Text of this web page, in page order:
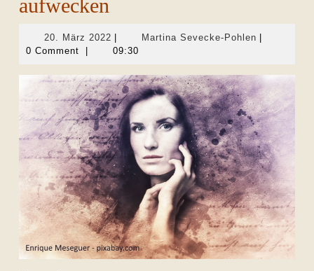
aufwecken
20. März 2022 20.
März
Martina Sevecke-PohlenMartina
0 Comment
09:30